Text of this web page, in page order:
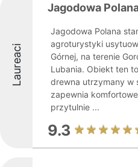
Laureaci
Jagodowa
Jagodowa Polana
agroturystyki
Górnej, na terenie
Lubania. Obiekt ten
drewna utrzymany w
zapewnia
przytulnie ...
9.3